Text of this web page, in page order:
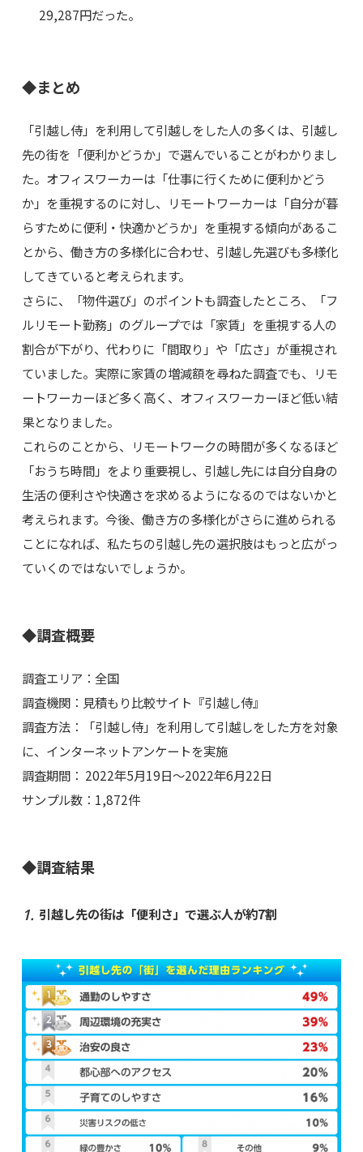
29,287円だった。
◆まとめ
「引越し侍」を利用して引越しをした人の多くは、引越し
先の街を「便利かどうか」で選んでいることがわかりまし
た。オフィスワーカーは「仕事に行くために便利かどう
か」を重視するのに対し、リモートワーカーは「自分が暮
らすために便利・快適かどうか」を重視する傾向があるこ
とから、働き方の多様化に合わせ、引越し先選びも多様化
してきていると考えられます。
さらに、「物件選び」のポイントも調査したところ、「フ
ルリモート勤務」のグループでは「家賃」を重視する人の
割合が下がり、代わりに「間取り」や「広さ」が重視され
ていました。実際に家賃の増減額を尋ねた調査でも、リモ
ートワーカーほど多く高く、オフィスワーカーほど低い結
果となりました。
これらのことから、リモートワークの時間が多くなるほど
「おうち時間」をより重要視し、引越し先には自分自身の
生活の便利さや快適さを求めるようになるのではないかと
考えられます。今後、働き方の多様化がさらに進められる
ことになれば、私たちの引越し先の選択肢はもっと広がっ
ていくのではないでしょうか。
◆調査概要
調査エリア：全国
調査機関：見積もり比較サイト『引越し侍』
調査方法：「引越し侍」を利用して引越しをした方を対象
に、インターネットアンケートを実施
調査期間： 2022年5月19日～2022年6月22日
サンプル数：1,872件
◆調査結果
引越し先の街は「便利さ」で選ぶ人が約7割